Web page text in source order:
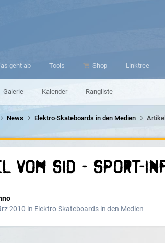
Galerie Kalender Rangliste
geht ab Tools Shop Linktree
News Elektro-Skateboards in den Medien
vom SID - Sport-
2010 in Elektro-Skateboards in den Medien